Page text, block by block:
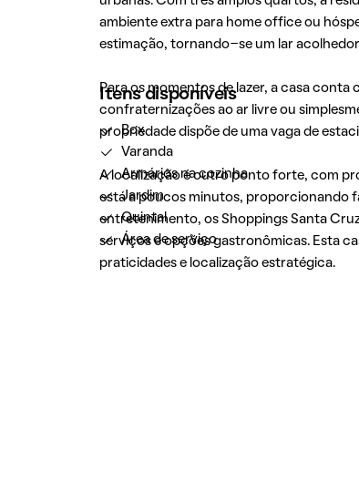
ambiente extra para home office ou
estimação, tornando-se um lar
Para os momentos de lazer, a casa
confraternizações ao ar livre ou
propriedade dispõe de uma vaga de
A localização é outro ponto forte, com
está a poucos minutos, proporcionando
entretenimento, os Shoppings Santa
serviços e opções gastronômicas. Esta
praticidades e localização estratégica.
Itens disponíveis
Box
Varanda
Armários na cozinha
Jardim
Quintal
Área de serviço